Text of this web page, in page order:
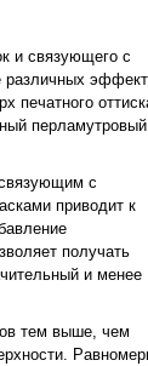
и связующего с
различных
печатного
перламутровый
с
приводит к
получать
и менее
тем выше, чем